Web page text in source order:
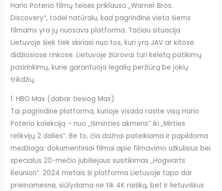
Hario Poterio filmų teisės priklauso „Warner Bros.
Discovery“, todėl natūralu, kad pagrindinė vieta šiems
filmams yra jų nuosava platforma. Tačiau situacija
Lietuvoje šiek tiek skiriasi nuo tos, kuri yra JAV ar kitose
didžiosiose rinkose. Lietuvoje žiūrovai turi keletą patikimų
pasirinkimų, kurie garantuoja legalią peržiūrą be jokių
trikdžių.
1. HBO Max (dabar tiesiog Max)
Tai pagrindinė platforma, kurioje visada rasite visą Hario
Poterio kolekciją – nuo „Išminties akmens“ iki „Mirties
relikvijų 2 dalies“. Be to, čia dažnai pateikiama ir papildoma
medžiaga: dokumentiniai filmai apie filmavimo užkulisius bei
specialus 20-mečio jubiliejaus susitikimas „Hogwarts
Reunion“. 2024 metais ši platforma Lietuvoje tapo dar
prieinamesnė, siūlydama ne tik 4K raišką, bet ir lietuviškus